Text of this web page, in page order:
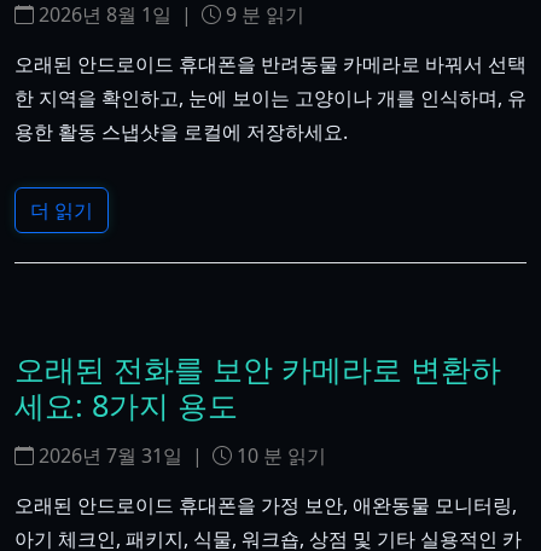
2026년 8월 1일 | 9 분 읽기
오래된 안드로이드 휴대폰을 반려동물 카메라로 바꿔서 선택
한 지역을 확인하고, 눈에 보이는 고양이나 개를 인식하며, 유
용한 활동 스냅샷을 로컬에 저장하세요.
더 읽기
오래된 전화를 보안 카메라로 변환하
세요: 8가지 용도
2026년 7월 31일 | 10 분 읽기
오래된 안드로이드 휴대폰을 가정 보안, 애완동물 모니터링,
아기 체크인, 패키지, 식물, 워크숍, 상점 및 기타 실용적인 카